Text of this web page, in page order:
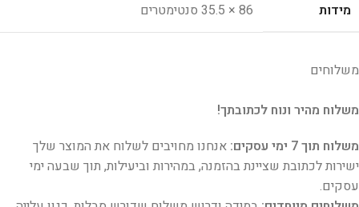
מידות 86 × 35.5 סנטימטרים
משלוחים
משלוח מהיר ונוח לכתובתך!
משלוח תוך 7 ימי עסקים:
אנחנו מחויבים לשלוח את המוצר שלך
ישירות לכתובת שציינת בהזמנה, במהירות וביעילות, תוך שבעה ימי
עסקים.